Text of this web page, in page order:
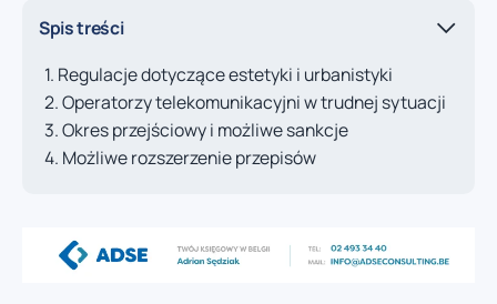
Spis treści
Regulacje dotyczące estetyki i urbanistyki
Operatorzy telekomunikacyjni w trudnej sytuacji
Okres przejściowy i możliwe sankcje
Możliwe rozszerzenie przepisów